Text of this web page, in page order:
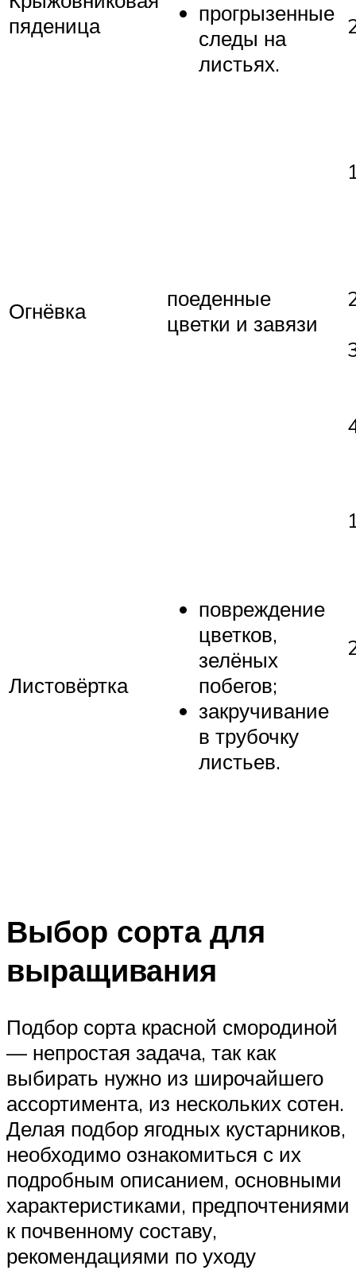
пяденица
прогрызенные
следы на
листьях.
Огнёвка
поеденные
цветки и завязи
Листовёртка
повреждение
цветков,
зелёных
побегов;
закручивание
в трубочку
листьев.
Выбор сорта для
выращивания
Подбор сорта красной смородиной
— непростая задача, так как
выбирать нужно из широчайшего
ассортимента, из нескольких сотен.
Делая подбор ягодных кустарников,
необходимо ознакомиться с их
подробным описанием, основными
характеристиками, предпочтениями
к почвенному составу,
рекомендациями по уходу